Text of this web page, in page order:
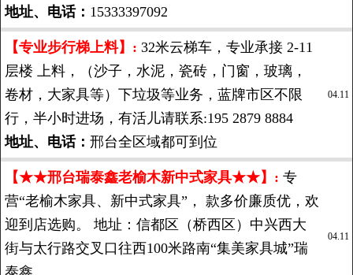
地址、电话： 15333397092
【专业步行梯上料】: 32米云梯车，专业承接 2-11
层楼 上料，（沙子，水泥，瓷砖，门窗，玻璃，
卷材，大家具等）下垃圾等业务，蓝牌市区不限
行，半小时进场，有活儿请联系:195 2879 8884
地址、电话： 邢台全区域都可到位
04.11
【★★邢台瑞泰鑫老榆木新中式家具★★】: 专
营“老榆木家具、新中式家具”， 款多价廉质优，欢
迎到店选购。 地址：信都区（桥西区）中兴西大
街与太行路交叉口往西100米路南“集美家具城”瑞
泰鑫
04.11